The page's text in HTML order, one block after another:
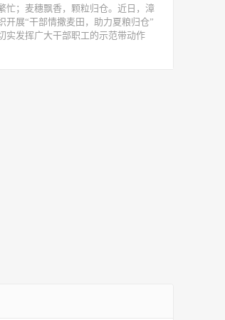
忙；麦穗飘香，颗粒归仓。近日，漳
开展“干部情撒麦田，助力夏粮归仓”
实发挥广大干部职工的示范带动作